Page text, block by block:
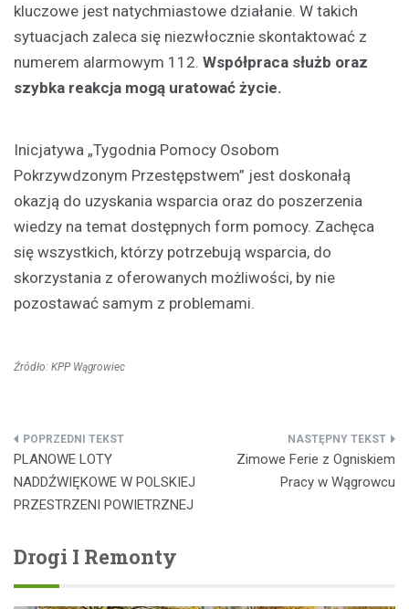
kluczowe jest natychmiastowe działanie. W takich
sytuacjach zaleca się niezwłocznie skontaktować z
numerem alarmowym 112. Współpraca służb oraz
szybka reakcja mogą uratować życie.
Inicjatywa „Tygodnia Pomocy Osobom
Pokrzywdzonym Przestępstwem” jest doskonałą
okazją do uzyskania wsparcia oraz do poszerzenia
wiedzy na temat dostępnych form pomocy. Zachęca
się wszystkich, którzy potrzebują wsparcia, do
skorzystania z oferowanych możliwości, by nie
pozostawać samym z problemami.
Źródło: KPP Wągrowiec
Nawigacja
wpisu
PLANOWE LOTY
NADDŹWIĘKOWE W POLSKIEJ
PRZESTRZENI POWIETRZNEJ
Zimowe Ferie z Ogniskiem
Pracy w Wągrowcu
Drogi I Remonty